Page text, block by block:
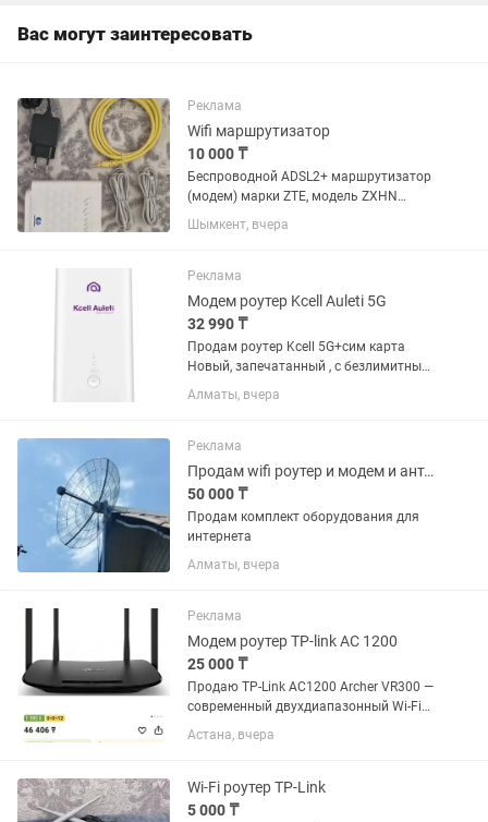
Вас могут заинтересовать
Реклама
Wifi маршрутизатор
10 000 ₸
Беспроводной ADSL2+ маршрутизатор
(модем) марки ZTE, модель ZXHN
H108N.Устройство брендировано
оператором связи «Казахтелеком».
портами LAN для проводного
подключения и...
Шымкент, вчера
Реклама
Модем роутер Kcell Auleti 5G
32 990 ₸
Продам роутер Kcell 5G+сим карта
Новый, запечатанный , с безлимитным
интернетом без ограничения скорости,
тариф полностью безлимитный на
Huawei H155 WiFi Kcell...
Алматы, вчера
Реклама
Продам wifi роутер и модем и антенну keenetic
50 000 ₸
Продам комплект оборудования для
интернета
Алматы, вчера
Реклама
Модем роутер TP-link AC 1200
25 000 ₸
Продаю TP-Link AC1200 Archer VR300 —
современный двухдиапазонный Wi-Fi
роутер, обеспечивающий стабильное и
быстрое подключение к интернету для
Преимущества: ...
Астана, вчера
Wi-Fi роутер TP-Link
5 000 ₸